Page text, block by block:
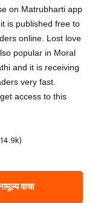
on Matrubharti app
is published free to
online. Lost love
popular in Moral
and it is receiving
very fast.
access to this
वाचा